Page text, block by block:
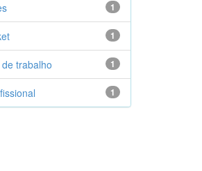
1
1
1
trabalho
1